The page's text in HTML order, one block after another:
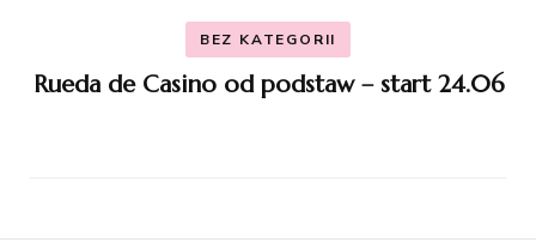
BEZ KATEGORII
Rueda de Casino od podstaw – start 24.06